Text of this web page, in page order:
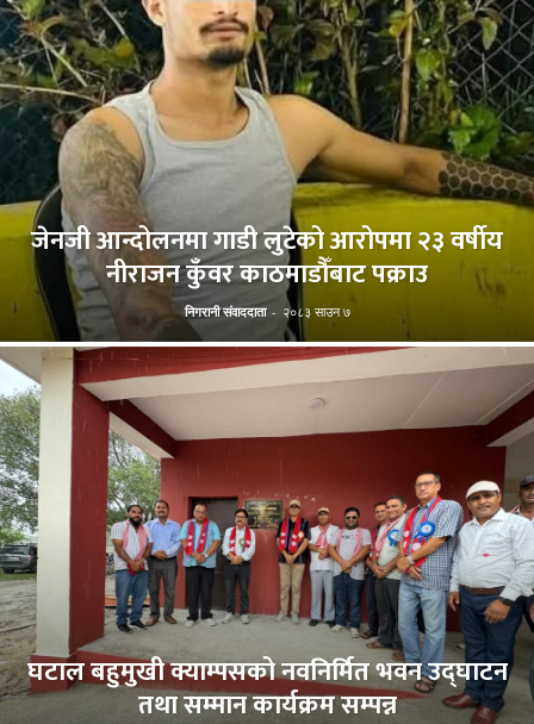
जेनजी आन्दोलनमा गाडी लुटेको आरोपमा २३ वर्षीय
नीराजन कुँवर काठमाडौँबाट पक्राउ
निगरानी संवाददाता - २०८३ साउन ७
घटाल बहुमुखी क्याम्पसको नवनिर्मित भवन उद्घाटन
तथा सम्मान कार्यक्रम सम्पन्न